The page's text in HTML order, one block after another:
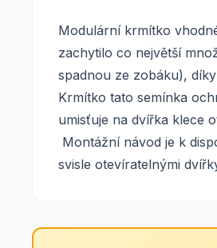
Modulární krmítko
zachytilo co největší
spadnou ze zobáku),
Krmítko tato semínka
umisťuje na dvířka klece
Montážní návod je k
svisle otevíratelnými